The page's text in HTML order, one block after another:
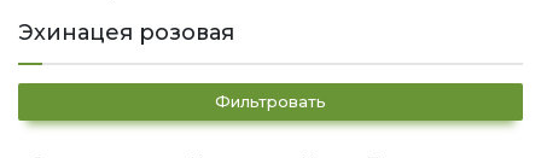
Эхинацея розовая
Фильтровать